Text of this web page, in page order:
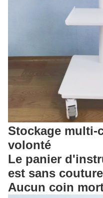
Stockage multi-
volonté
Le panier
est sans
Aucun coin